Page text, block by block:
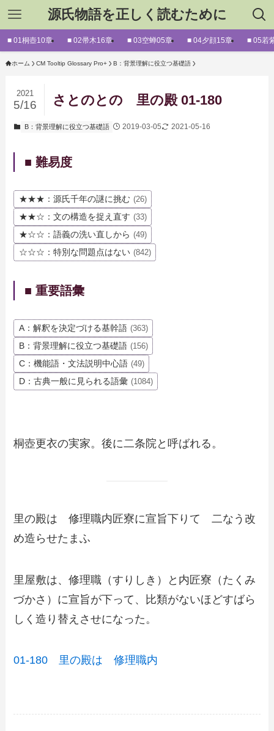
源氏物語を正しく読むために
■ 01桐壺10章 ■ 02帚木16章 ■ 03空蝉05章 ■ 04夕顔15章 ■ 05若
ホーム CM Tooltip Glossary Pro+ B：背景理解に役立つ基礎語
さとのとの 里の殿 01-180
2021
5/16
B：背景理解に役立つ基礎語 2019-03-05 2021-05-16
■ 難易度
★★★：源氏千年の謎に挑む (26)
★★☆：文の構造を捉え直す (33)
★☆☆：語義の洗い直しから (49)
☆☆☆：特別な問題点はない (842)
■ 重要語彙
A：解釈を決定づける基幹語 (363)
B：背景理解に役立つ基礎語 (156)
C：機能語・文法説明中心語 (49)
D：古典一般に見られる語彙 (1084)
桐壺更衣の実家。後に二条院と呼ばれる。
里の殿は 修理職内匠寮に宣旨下りて 二なう改
め造らせたまふ
里屋敷は、修理職（すりしき）と内匠寮（たくみ
づかさ）に宣旨が下って、比類がないほどすばら
しく造り替えさせになった。
01-180 里の殿は 修理職内